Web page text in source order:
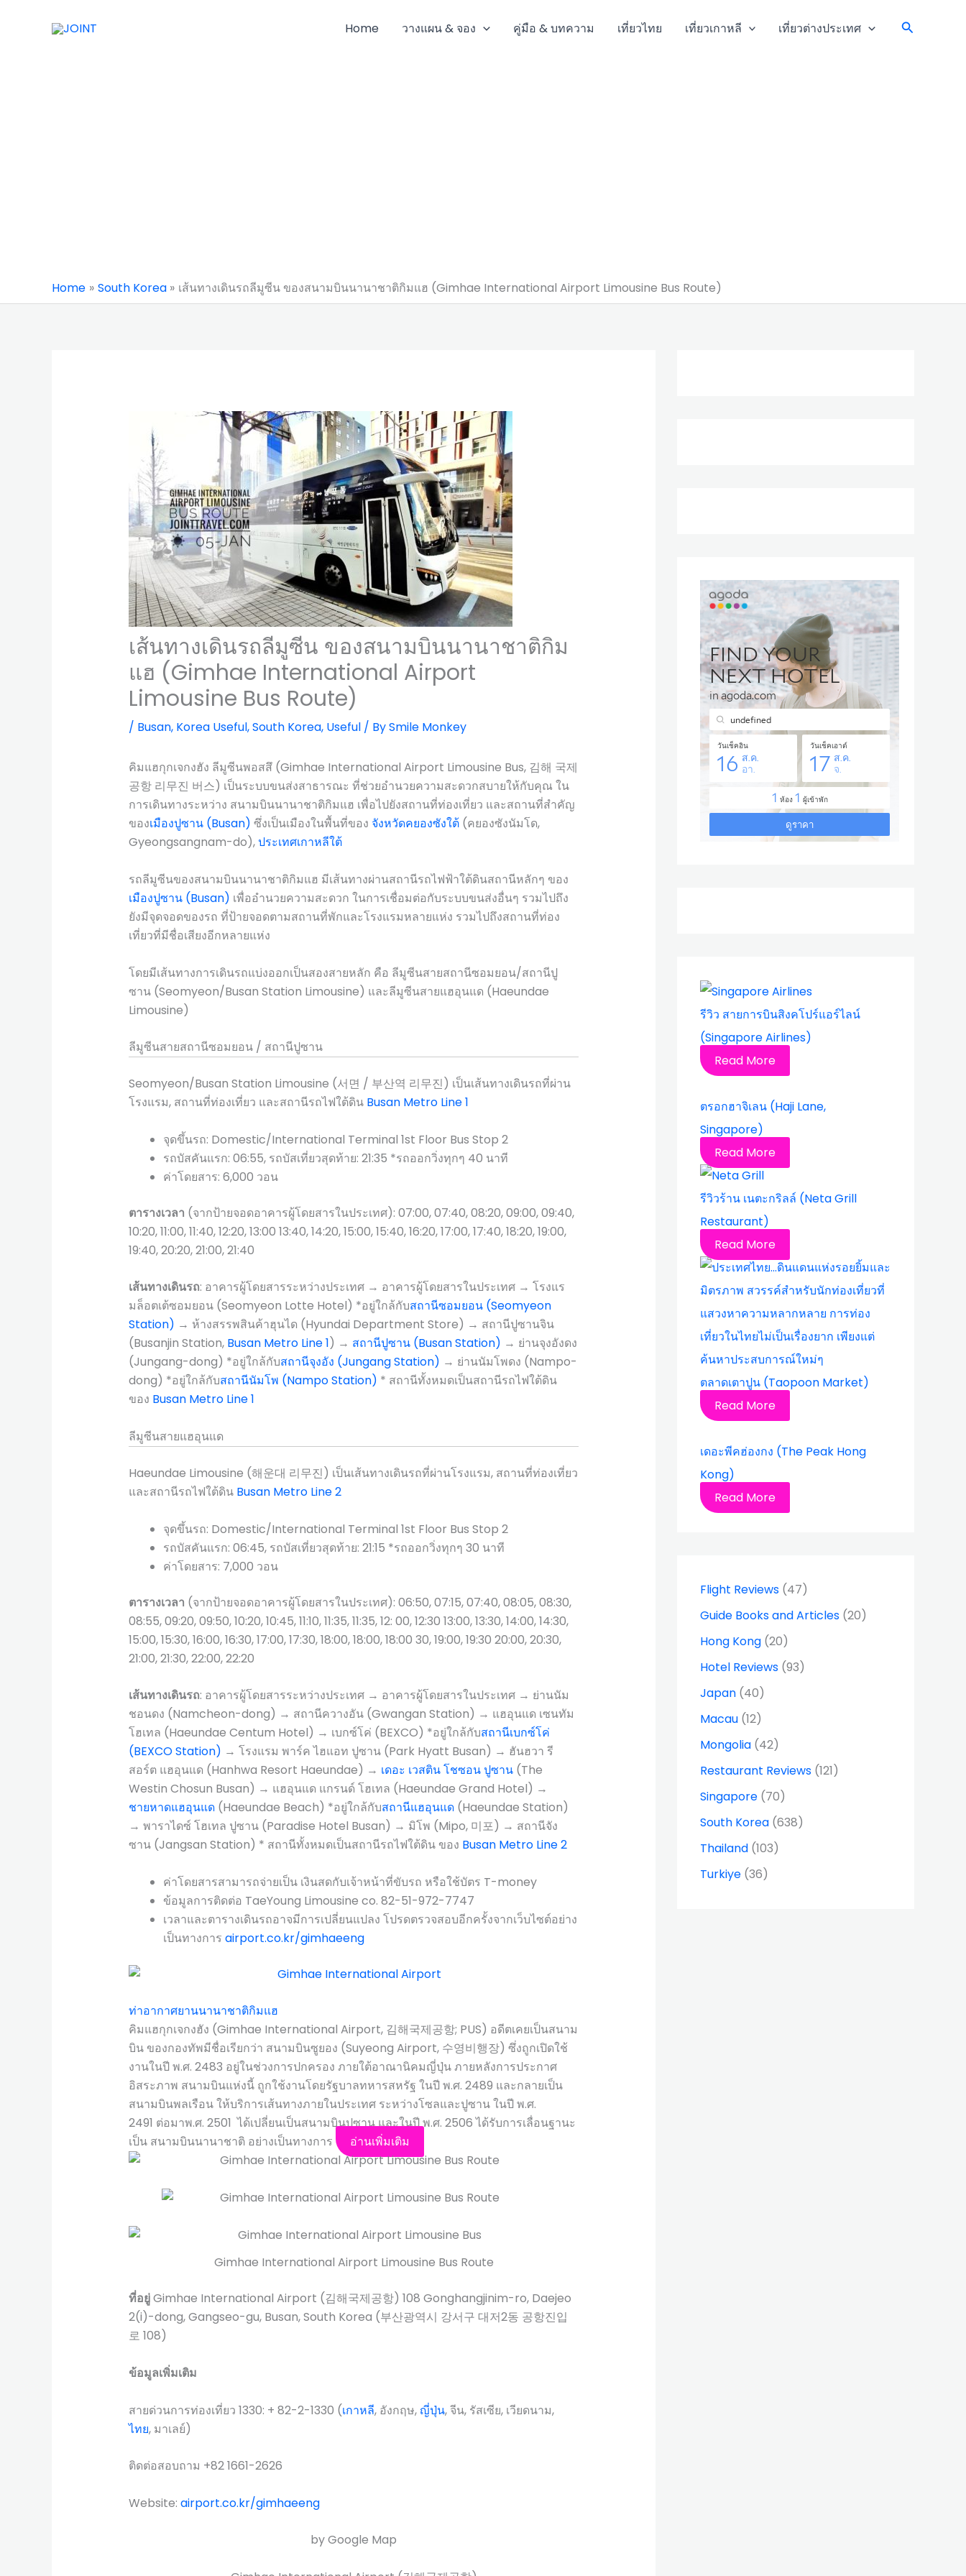
Home วางแผน & จอง คู่มือ & บทความ เที่ยวไทย เที่ยวเกาหลี เที่ยวต่างประเทศ Search
Home South Korea เส้นทางเดินรถลีมูซีน ของสนามบินนานาชาติกิมแฮ (Gimhae International Airport Limousine Bus Route)
เส้นทางเดินรถลีมูซีน ของสนามบินนานาชาติกิม
แฮ (Gimhae International Airport
Limousine Bus Route)
/ Busan, Korea Useful,South Korea, Useful/ BySmile Monkey
คิมแฮกุกเจกงฮัง ลีมูซีนพอสสึ (Gimhae International Airport Limousine Bus, 김해 국제
공항 리무진 버스) เป็นระบบขนส่งสาธารณะ ที่ช่วยอำนวยความสะดวกสบายให้กับคุณ ใน
การเดินทางระหว่าง สนามบินนานาชาติกิมแฮ เพื่อไปยังสถานที่ท่องเที่ยว และสถานที่สำคัญ
ของเมืองปูซาน (Busan) ซึ่งเป็นเมืองในพื้นที่ของ จังหวัดคยองซังใต้(คยองซังนัมโด,
Gyeongsangnam-do),ประเทศเกาหลีใต้
รถลีมูซีนของสนามบินนานาชาติกิมแฮ มีเส้นทางผ่านสถานีรถไฟฟ้าใต้ดินสถานีหลักๆ ของ
เมืองปูซาน (Busan) เพื่ออำนวยความสะดวก ในการเชื่อมต่อกับระบบขนส่งอื่นๆ รวมไปถึง
ยังมีจุดจอดของรถ ที่ป้ายจอดตามสถานที่พักและโรงแรมหลายแห่ง รวมไปถึงสถานที่ท่อง
เที่ยวที่มีชื่อเสียงอีกหลายแห่ง
โดยมีเส้นทางการเดินรถแบ่งออกเป็นสองสายหลัก คือ ลีมูซีนสายสถานีซอมยอน/สถานีปู
ซาน (Seomyeon/Busan Station Limousine) และลีมูซีนสายแฮอุนแด (Haeundae
Limousine)
ลีมูซีนสายสถานีซอมยอน / สถานีปูซาน
Seomyeon/Busan Station Limousine (서면 / 부산역 리무진) เป็นเส้นทางเดินรถที่ผ่าน
โรงแรม, สถานที่ท่องเที่ยว และสถานีรถไฟใต้ดิน Busan Metro Line 1
จุดขึ้นรถ: Domestic/International Terminal 1st Floor Bus Stop 2
รถบัสคันแรก: 06:55, รถบัสเที่ยวสุดท้าย: 21:35 *รถออกวิ่งทุกๆ 40 นาที
ค่าโดยสาร: 6,000 วอน
ตารางเวลา (จากป้ายจอดอาคารผู้โดยสารในประเทศ): 07:00, 07:40, 08:20, 09:00, 09:40,
10:20, 11:00, 11:40, 12:20, 13:00 13:40, 14:20, 15:00, 15:40, 16:20, 17:00, 17:40, 18:20, 19:00,
19:40, 20:20, 21:00, 21:40
เส้นทางเดินรถ: อาคารผู้โดยสารระหว่างประเทศ → อาคารผู้โดยสารในประเทศ → โรงแร
มล็อตเต้ซอมยอน (Seomyeon Lotte Hotel) *อยู่ใกล้กับสถานีซอมยอน (Seomyeon
Station) → ห้างสรรพสินค้าฮุนได (Hyundai Department Store) → สถานีปูซานจิน
(Busanjin Station, Busan Metro Line 1) → สถานีปูซาน (Busan Station) → ย่านจุงอังดง
(Jungang-dong) *อยู่ใกล้กับสถานีจุงอัง (Jungang Station) → ย่านนัมโพดง (Nampo-
dong) *อยู่ใกล้กับสถานีนัมโพ (Nampo Station) * สถานีทั้งหมดเป็นสถานีรถไฟใต้ดิน
ของ Busan Metro Line 1
ลีมูซีนสายแฮอุนแด
Haeundae Limousine (해운대 리무진) เป็นเส้นทางเดินรถที่ผ่านโรงแรม, สถานที่ท่องเที่ยว
และสถานีรถไฟใต้ดิน Busan Metro Line 2
จุดขึ้นรถ: Domestic/International Terminal 1st Floor Bus Stop 2
รถบัสคันแรก: 06:45, รถบัสเที่ยวสุดท้าย: 21:15 *รถออกวิ่งทุกๆ 30 นาที
ค่าโดยสาร: 7,000 วอน
ตารางเวลา (จากป้ายจอดอาคารผู้โดยสารในประเทศ): 06:50, 07:15, 07:40, 08:05, 08:30,
08:55, 09:20, 09:50, 10:20, 10:45, 11:10, 11:35, 11:35, 12: 00, 12:30 13:00, 13:30, 14:00, 14:30,
15:00, 15:30, 16:00, 16:30, 17:00, 17:30, 18:00, 18:00, 18:00 30, 19:00, 19:30 20:00, 20:30,
21:00, 21:30, 22:00, 22:20
เส้นทางเดินรถ: อาคารผู้โดยสารระหว่างประเทศ → อาคารผู้โดยสารในประเทศ → ย่านนัม
ชอนดง (Namcheon-dong) → สถานีควางอัน (Gwangan Station) → แฮอุนแด เซนทัม
โฮเทล (Haeundae Centum Hotel) → เบกซ์โค่ (BEXCO) *อยู่ใกล้กับสถานีเบกซ์โค่
(BEXCO Station) → โรงแรม พาร์ค ไฮแอท ปูซาน (Park Hyatt Busan) → ฮันฮวา รี
สอร์ต แฮอุนแด (Hanhwa Resort Haeundae) → เดอะ เวสติน โชซอน ปูซาน(The
Westin Chosun Busan) → แฮอุนแด แกรนด์ โฮเทล (Haeundae Grand Hotel) →
ชายหาดแฮอุนแด(Haeundae Beach) *อยู่ใกล้กับสถานีแฮอุนแด(Haeundae Station)
→ พาราไดซ์ โฮเทล ปูซาน (Paradise Hotel Busan) → มิโพ (Mipo, 미포) → สถานีจัง
ซาน (Jangsan Station) * สถานีทั้งหมดเป็นสถานีรถไฟใต้ดิน ของ Busan Metro Line 2
ค่าโดยสารสามารถจ่ายเป็น เงินสดกับเจ้าหน้าที่ขับรถ หรือใช้บัตร T-money
ข้อมูลการติดต่อ TaeYoung Limousine co. 82-51-972-7747
เวลาและตารางเดินรถอาจมีการเปลี่ยนแปลง โปรดตรวจสอบอีกครั้งจากเว็บไซต์อย่าง
เป็นทางการ airport.co.kr/gimhaeeng
ท่าอากาศยานนานาชาติกิมแฮ
คิมแฮกุกเจกงฮัง (Gimhae International Airport, 김해국제공항; PUS) อดีตเคยเป็นสนาม
บิน ของกองทัพมีชื่อเรียกว่า สนามบินซูยอง (Suyeong Airport, 수영비행장) ซึ่งถูกเปิดใช้
งานในปี พ.ศ. 2483 อยู่ในช่วงการปกครอง ภายใต้อาณานิคมญี่ปุ่น ภายหลังการประกาศ
อิสระภาพ สนามบินแห่งนี้ ถูกใช้งานโดยรัฐบาลทหารสหรัฐ ในปี พ.ศ. 2489 และกลายเป็น
สนามบินพลเรือน ให้บริการเส้นทางภายในประเทศ ระหว่างโซลและปูซาน ในปี พ.ศ.
2491 ต่อมาพ.ศ. 2501 ได้เปลี่ยนเป็นสนามบินปูซาน และในปี พ.ศ. 2506 ได้รับการเลื่อนฐานะ
เป็น สนามบินนานาชาติ อย่างเป็นทางการ
อ่านเพิ่มเติม
Gimhae International Airport Limousine Bus Route
ที่อยู่Gimhae International Airport (김해국제공항) 108 Gonghangjinim-ro, Daejeo
2(i)-dong, Gangseo-gu, Busan, South Korea (부산광역시 강서구 대저2동 공항진입
로 108)
ข้อมูลเพิ่มเติม
สายด่วนการท่องเที่ยว 1330: + 82-2-1330 (เกาหลี, อังกฤษ,ญี่ปุ่น, จีน, รัสเซีย, เวียดนาม,
ไทย, มาเลย์)
ติดต่อสอบถาม +82 1661-2626
Website: airport.co.kr/gimhaeeng
by Google Map
รีวิว สายการบินสิงคโปร์แอร์ไลน์
(Singapore Airlines)
Read More
ตรอกฮาจิเลน (Haji Lane,
Singapore)
Read More
รีวิวร้าน เนตะกริลล์ (Neta Grill
Restaurant)
Read More
ตลาดเตาปูน (Taopoon Market)
Read More
เดอะพีคฮ่องกง (The Peak Hong
Kong)
Read More
Flight Reviews (47)
Guide Books and Articles (20)
Hong Kong (20)
Hotel Reviews (93)
Japan (40)
Macau (12)
Mongolia (42)
Restaurant Reviews (121)
Singapore (70)
South Korea (638)
Thailand (103)
Turkiye (36)